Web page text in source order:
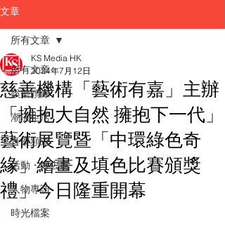
文章
所有文章
娛樂頭條
潮流生活
音樂頻道
活動・好去處
人物專訪
時光檔案
所有文章
慈善機構「藝術有嘉」主辦
「擁抱大自然 擁抱下一代」
藝術展覽暨「中環綠色奇
緣」繪畫及填色比賽頒獎
禮」今日隆重開幕
KS Media HK
2024年7月12日